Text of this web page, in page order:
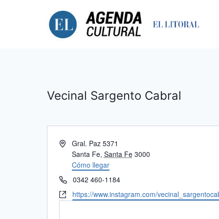
Vecinal Sargento Cabral
Dirección
Gral. Paz 5371
Santa Fe, Santa Fe 3000
Cómo llegar
Teléfono0342 460-1184
Websitehttps://www.instagram.com/